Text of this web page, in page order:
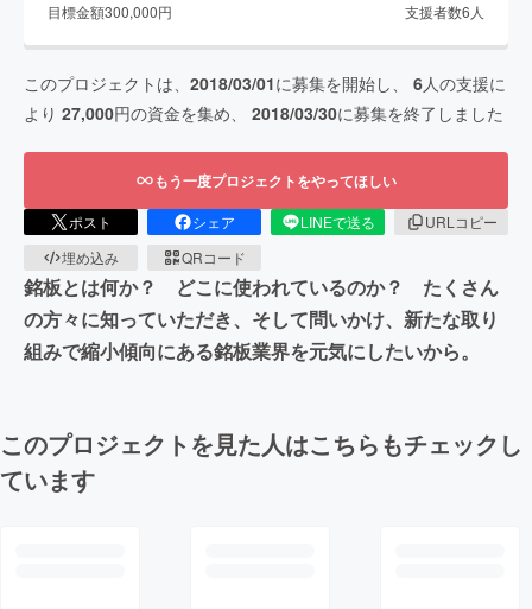
目標金額300,000円 支援者数6 人
このプロジェクトは、 2018/03/01に募集を開始し、 6人の支援に
より 27,000円の資金を集め、 2018/03/30に募集を終了しました
もう一度プロジェクトをやってほしい
ポスト シェア LINEで送る
URLコピー
埋め込み
QRコード
銘板とは何か？ どこに使われているのか？ たくさん
の方々に知っていただき、そして問いかけ、新たな取り
組みで縮小傾向にある銘板業界を元気にしたいから。
このプロジェクトを見た人はこちらもチェックし
ています